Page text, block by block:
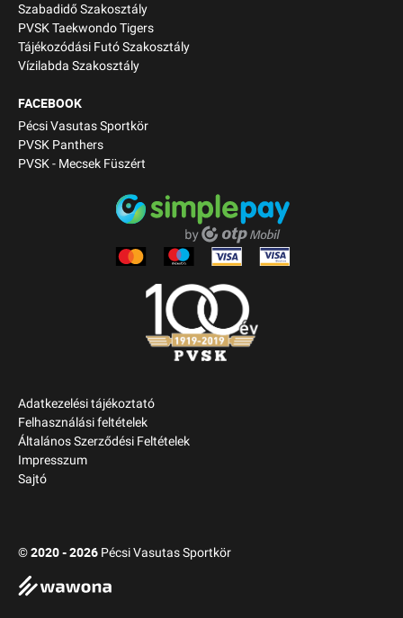
Szabadidő Szakosztály
PVSK Taekwondo Tigers
Tájékozódási Futó Szakosztály
Vízilabda Szakosztály
FACEBOOK
Pécsi Vasutas Sportkör
PVSK Panthers
PVSK - Mecsek Füszért
Adatkezelési tájékoztató
Felhasználási feltételek
Általános Szerződési Feltételek
Impresszum
Sajtó
©2020 - 2026 Pécsi Vasutas Sportkör